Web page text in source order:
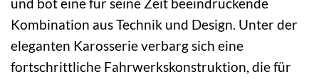
Kombination aus Technik und Design. Unter der
eleganten Karosserie verbarg sich eine
fortschrittliche Fahrwerkskonstruktion, die für